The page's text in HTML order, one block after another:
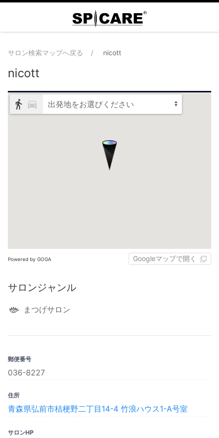
サロン検索マップへ戻る nicott
nicott
出発地をお選びください
Powered by GOGA Googleマップで開く
サロンジャンル
まつげサロン
郵便番号
036-8227
住所
青森県弘前市桔梗野二丁目14-4 竹浪ハウス1-A号室
サロンHP